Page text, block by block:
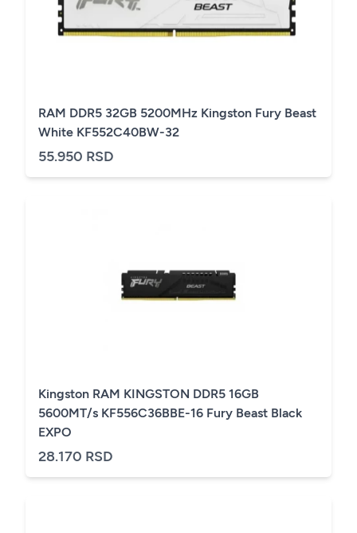
RAM DDR5 32GB 5200MHz Kingston Fury Beast
White KF552C40BW-32
55.950 RSD
Kingston RAM KINGSTON DDR5 16GB
5600MT/s KF556C36BBE-16 Fury Beast Black
EXPO
28.170 RSD